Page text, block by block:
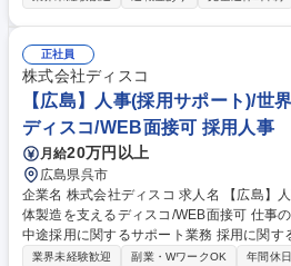
タッフ育成・チームづくり：アルバイトス
成・勤怠管理、面談・フォロー ■サービス
善、マニュアル作成・更新、イベント開催
ち合わせ ■事務業務：日報・各種資料作成、デー
【運営ディレクター】（東京シティビュー
ー）
正社員
株式会社ディスコ
【広島】人事(採用サポート)/世
ディスコ/WEB面接可 採用人事
月給20万円以上
広島県呉市
企業名 株式会社ディスコ 求人名 【広島】人事(採用サポート)/世界の半導
体製造を支えるディスコ/WEB面接可 仕事の内容 広島事業所の新卒採用、
中途採用に関するサポート業務 採用に関す
募者情報管理、面接調整、工場見学対応などサ
業界未経験歓迎 副業・WワークOK 年間休